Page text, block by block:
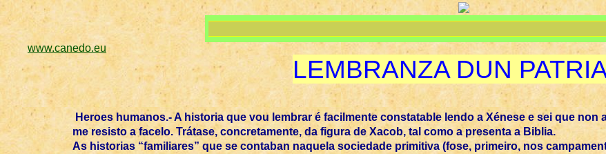
www.canedo.eu
LEMBRANZA DUN
Heroes humanos.- A historia que vou lembrar é facilmente constatable lendo a Xénese e sei que
me resisto a facelo. Trátase, concretamente, da figura de Xacob, tal como a presenta a Biblia.
As historias “familiares” que se contaban naquela sociedade primitiva (fose, primeiro, nos